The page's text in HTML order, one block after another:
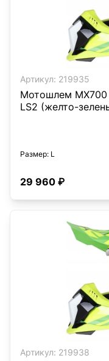
Артикул: 219935
Мотошлем MX700
LS2 (желто-
Размер: L
29 960 ₽
Артикул: 219938